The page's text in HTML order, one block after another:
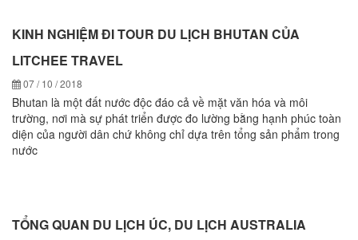
KINH NGHIỆM ĐI TOUR DU LỊCH BHUTAN CỦA
LITCHEE TRAVEL
07 / 10 / 2018
Bhutan là một đất nước độc đáo cả về mặt văn hóa và môi
trường, nơi mà sự phát triển được đo lường bằng hạnh phúc toàn
diện của người dân chứ không chỉ dựa trên tổng sản phẩm trong
nước
TỔNG QUAN DU LỊCH ÚC, DU LỊCH AUSTRALIA